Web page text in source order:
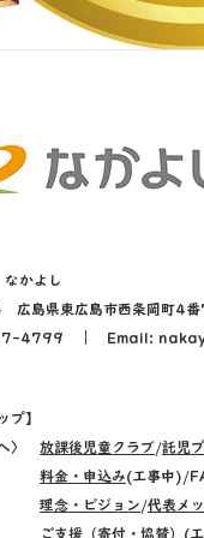
かよし
島県東広島市西条岡町4番
4799 ｜ Email:
プ】
へ〉 放課後児童クラブ/託児
〉 料金・申込み(工事中)/
〉 理念・ビジョン /代表メ
〉
ご支援（寄付・協賛）(